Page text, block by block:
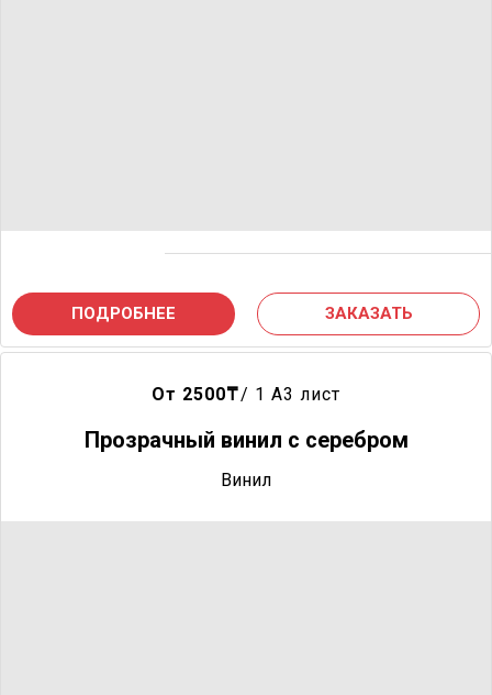
ПОДРОБНЕЕ ЗАКАЗАТЬ
От 2500₸/ 1 A3 лист
Прозрачный винил с серебром
Винил